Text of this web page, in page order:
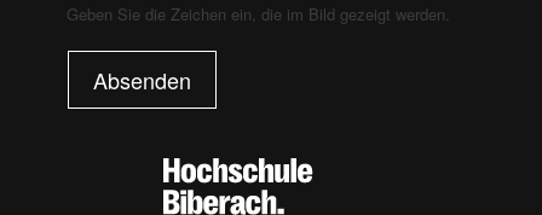
Geben Sie die Zeichen ein, die im Bild gezeigt werden.
Absenden